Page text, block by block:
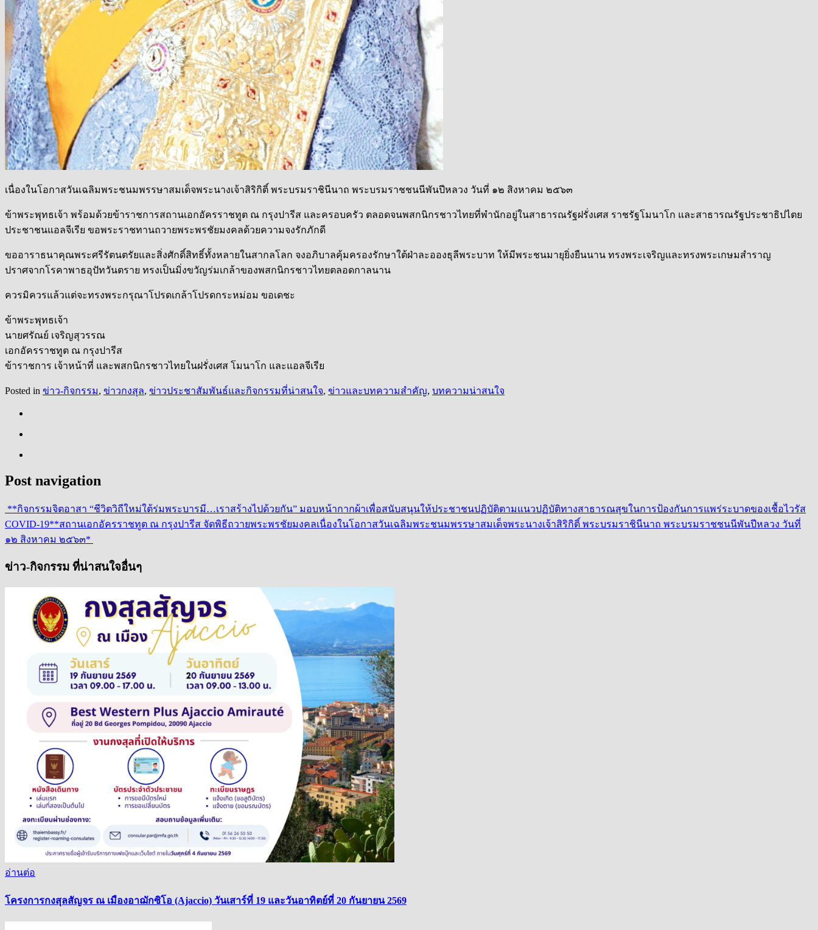
เนื่องในโอกาสวันเฉลิมพระชนมพรรษาสมเด็จพระนางเจ้าสิริกิติ์ พระบรมราชินีนาถ พระบรมราชชนนีพันปีหลวง วันที่ ๑๒ สิงหาคม ๒๕๖๓
ข้าพระพุทธเจ้า พร้อมด้วยข้าราชการสถานเอกอัครราชทูต ณ กรุงปารีส และครอบครัว ตลอดจนพสกนิกรชาวไทยที่พำนักอยู่ในสาธารณรัฐฝรั่งเศส ราชรัฐโมนาโก และสาธารณรัฐประชาธิปไตย
ประชาชนแอลจีเรีย ขอพระราชทานถวายพระพรชัยมงคลด้วยความจงรักภักดี
ขออาราธนาคุณพระศรีรัตนตรัยและสิ่งศักดิ์สิทธิ์ทั้งหลายในสากลโลก จงอภิบาลคุ้มครองรักษาใต้ฝ่าละอองธุลีพระบาท ให้มีพระชนมายุยิ่งยืนนาน ทรงพระเจริญและทรงพระเกษมสำราญ
ปราศจากโรคาพาธอุปัทวันตราย ทรงเป็นมิ่งขวัญร่มเกล้าของพสกนิกรชาวไทยตลอดกาลนาน
ควรมิควรแล้วแต่จะทรงพระกรุณาโปรดเกล้าโปรดกระหม่อม ขอเดชะ
ข้าพระพุทธเจ้า
นายศรัณย์ เจริญสุวรรณ
เอกอัครราชทูต ณ กรุงปารีส
ข้าราชการ เจ้าหน้าที่ และพสกนิกรชาวไทยในฝรั่งเศส โมนาโก และแอลจีเรีย
Posted in ข่าว-กิจกรรม, ข่าวกงสุล, ข่าวประชาสัมพันธ์และกิจกรรมที่น่าสนใจ, ข่าวและบทความสำคัญ, บทความน่าสนใจ
Post navigation
**กิจกรรมจิตอาสา “ชีวิตวิถีใหม่ใต้ร่มพระบารมี…เราสร้างไปด้วยกัน” มอบหน้ากากผ้าเพื่อสนับสนุนให้ประชาชนปฏิบัติตามแนวปฏิบัติทางสาธารณสุขในการป้องกันการแพร่ระบาดของเชื้อไวรัส
COVID-19**สถานเอกอัครราชทูต ณ กรุงปารีส จัดพิธีถวายพระพรชัยมงคลเนื่องในโอกาสวันเฉลิมพระชนมพรรษาสมเด็จพระนางเจ้าสิริกิติ์ พระบรมราชินีนาถ พระบรมราชชนนีพันปีหลวง วันที่
๑๒ สิงหาคม ๒๕๖๓*
ข่าว-กิจกรรม ที่น่าสนใจอื่นๆ
อ่านต่อ
โครงการกงสุลสัญจร ณ เมืองอาฌักซิโอ (Ajaccio) วันเสาร์ที่ 19 และวันอาทิตย์ที่ 20 กันยายน 2569